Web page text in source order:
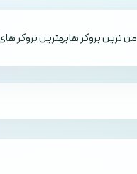
ترین بروکر هابهترین بروکر